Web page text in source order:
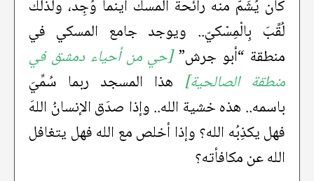
كان يُشَمُّ منه رائحة المسك أينما وُجِد، ولذلك
لُقِّبَ بِالْمِسْكيّ.. ويوجد جامع المسكي في
منطقة “أبو جرش”[حي من أحياء دمشق في
منطقة الصالحية] هذا المسجد ربما سُمِّيَ
باسمه.. هذه خشية الله.. وإذا صدَق الإنسانُ اللهَ
فهل يكذِبُه الله؟ وإذا أخلص مع الله فهل يتغافل
الله عن مكافأته؟